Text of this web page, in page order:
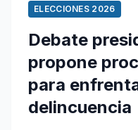
ELECCIONES 2026
Debate
propone
para
delincuencia